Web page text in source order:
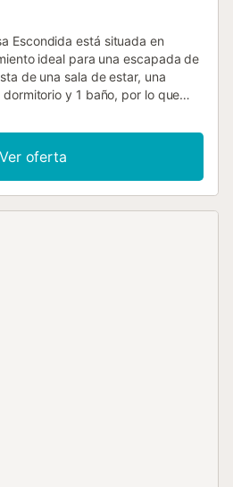
Escondida está situada en
ideal para una escapada de
de una sala de estar, una
y 1 baño, por lo que
lavadora y televisión. La zona
piscina, un jardín, una terraza
Se admiten familias con
de compañía. No hay aire
Ver oferta